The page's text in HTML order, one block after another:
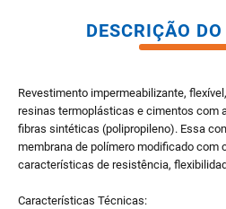
DESCRIÇÃO
Revestimento impermeabilizante,
resinas termoplásticas e cimentos com
fibras sintéticas (polipropileno). Essa
membrana de polímero modificado com
características de resistência,
Características Técnicas: